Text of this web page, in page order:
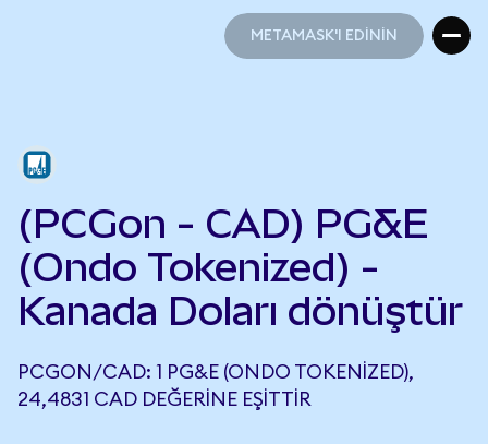
METAMASK'I EDİNİN
(PCGon - CAD) PG&E
(Ondo Tokenized) -
Kanada Doları dönüştür
PCGON/CAD: 1 PG&E (ONDO TOKENIZED),
24,4831 CAD DEĞERINE EŞITTIR